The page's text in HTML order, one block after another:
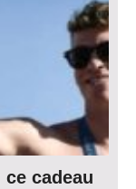
cadeau